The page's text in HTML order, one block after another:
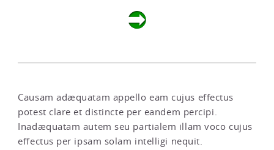
Causam adæquatam appello eam cujus effectus
potest clare et distincte per eandem percipi.
Inadæquatam autem seu partialem illam voco cujus
effectus per ipsam solam intelligi nequit.